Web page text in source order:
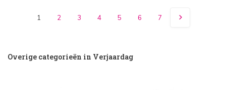
1 2 3 4 5 6 7
Overige categorieën in Verjaardag